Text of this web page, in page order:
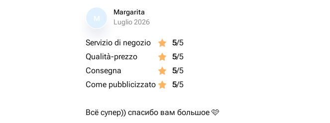
M
Margarita
Luglio 2026
Servizio di negozio 5/5
Qualità-prezzo
5/5
Consegna
5/5
Come pubblicizzato
5/5
Всё супер)) спасибо вам большое 🩷